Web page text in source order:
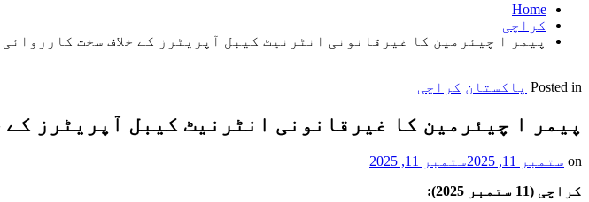
Home
کراچی
پیمر ا چیئرمین کا غیرقانونی انٹرنیٹ کیبل آپریٹرز کے خلاف سخت کارروائی
Posted in پاکستان کراچی
پیمر ا چیئرمین کا غیرقانونی انٹرنیٹ کیبل آپریٹرز کے
on ستمبر 11, 2025
ستمبر 11, 2025
کراچی (11 ستمبر 2025):